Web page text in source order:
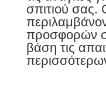
σπιτιού
προσφορών
βάση τις